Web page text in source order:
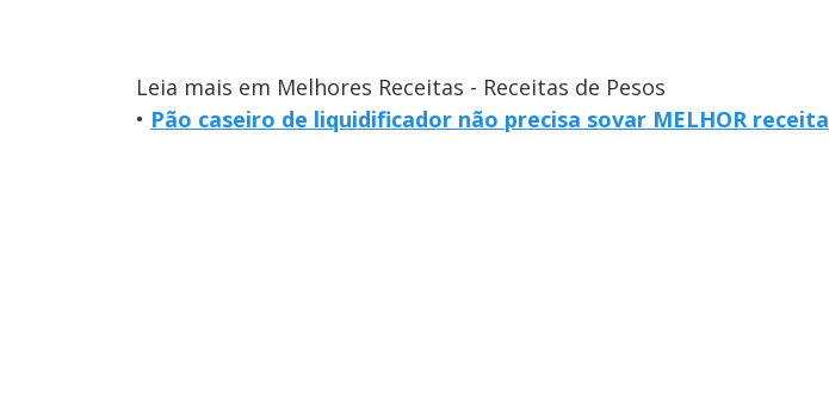
Leia mais em Melhores Receitas - Receitas de Pesos
• Pão caseiro de liquidificador não precisa sovar MELHOR receita